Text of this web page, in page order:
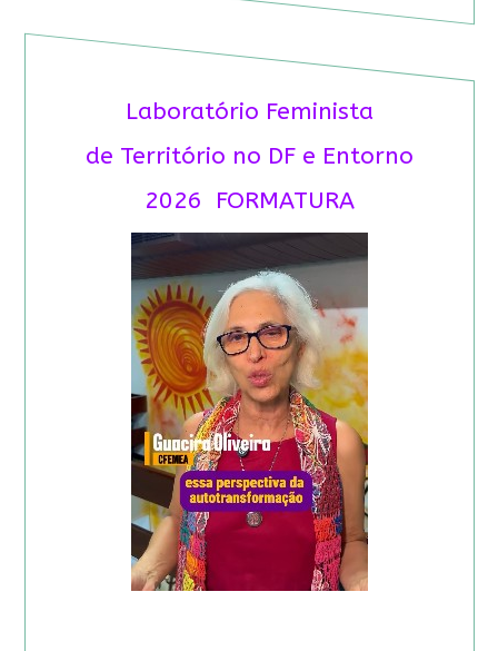
Laboratório Feminista
de Território no DF e Entorno
2026 FORMATURA